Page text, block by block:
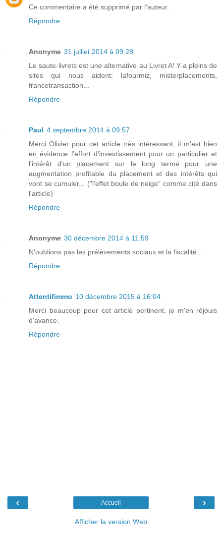
Ce commentaire a été supprimé par l'auteur.
Répondre
Anonyme 31 juillet 2014 à 09:28
Le saute-livrets est une alternative au Livret A! Y-a pleins de
sites qui nous aident: lafourmiz, misterplacements,
francetransaction...
Répondre
Paul 4 septembre 2014 à 09:57
Merci Olivier pour cet article très intéressant, il m'est bien
en évidence l'effort d'investissement pour un particulier et
l'intérêt d'un placement sur le long terme pour une
augmentation profitable du placement et des intérêts qui
vont se cumuler... ("l'effet boule de neige" comme cité dans
l'article)
Répondre
Anonyme 30 décembre 2014 à 11:59
N'oublions pas les prélèvements sociaux et la fiscalité...
Répondre
Attentifimmo 10 décembre 2015 à 16:04
Merci beaucoup pour cet article pertinent, je m'en réjouis
d'avance.
Répondre
‹ ›
Accueil
Afficher la version Web